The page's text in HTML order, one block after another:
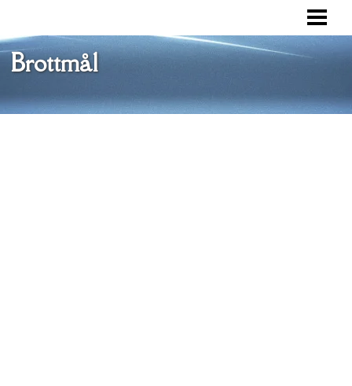
BROTTSOFFERMYNDIGHETEN
FÖRSVAR
Brottmål